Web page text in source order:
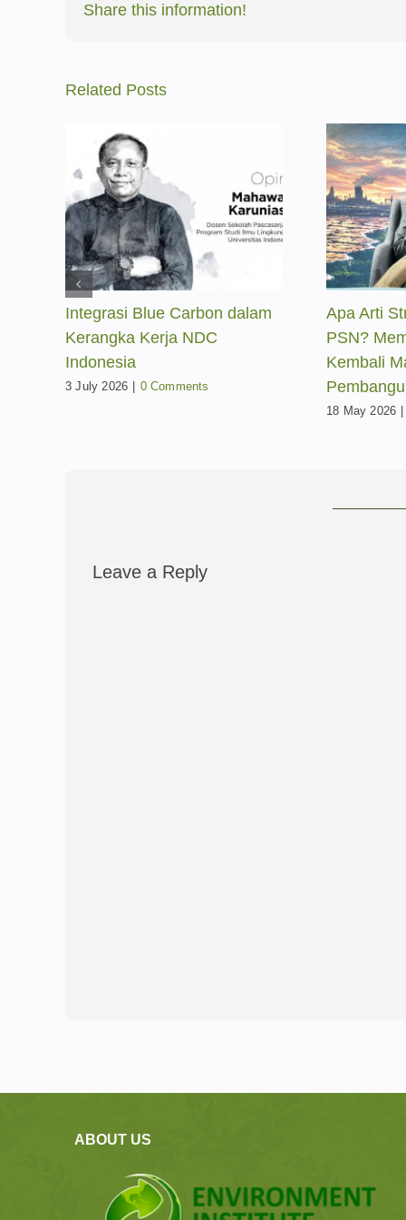
Share this information!
Related Posts
Apa Arti Strategis dalam
PSN? Mempertanyakan
Kembali Makna
Pembangunan
Dedi
Hutan
Longsor
Ingatkan
Tanam
Leave a Reply
ABOUT US